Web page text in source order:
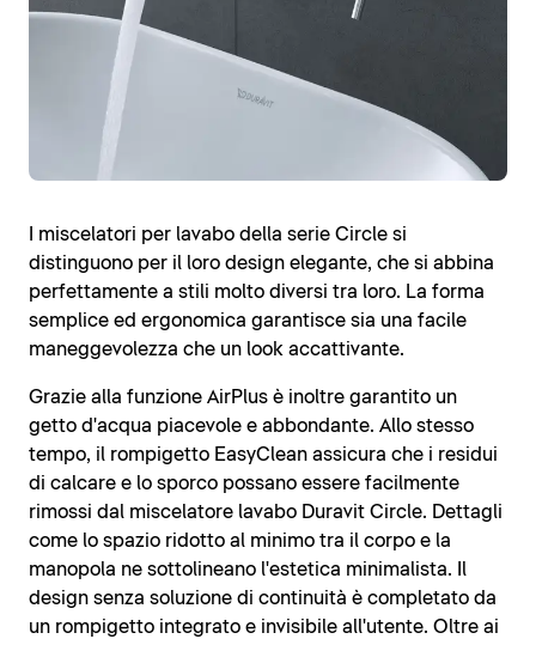
I miscelatori per lavabo della serie Circle si
distinguono per il loro design elegante, che si abbina
perfettamente a stili molto diversi tra loro. La forma
semplice ed ergonomica garantisce sia una facile
maneggevolezza che un look accattivante.
Grazie alla funzione AirPlus è inoltre garantito un
getto d'acqua piacevole e abbondante. Allo stesso
tempo, il rompigetto EasyClean assicura che i residui
di calcare e lo sporco possano essere facilmente
rimossi dal miscelatore lavabo Duravit Circle. Dettagli
come lo spazio ridotto al minimo tra il corpo e la
manopola ne sottolineano l'estetica minimalista. Il
design senza soluzione di continuità è completato da
un rompigetto integrato e invisibile all'utente. Oltre ai